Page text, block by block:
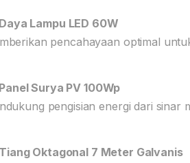
Lampu LED 60W
pencahayaan optimal
Surya PV 100Wp
pengisian energi dari sinar
Oktagonal 7 Meter Galvanis